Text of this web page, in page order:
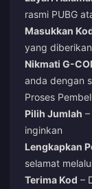
rasmi PUBG
Masukkan
yang diberikan
Nikmati G-
anda dengan
Proses
Pilih Jumlah
inginkan
Lengkapkan
selamat
Terima Kod –